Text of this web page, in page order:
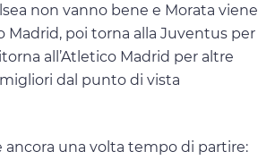
non vanno bene e Morata viene
Madrid, poi torna alla Juventus per
all’Atletico Madrid per altre
dal punto di vista
ancora una volta tempo di partire: